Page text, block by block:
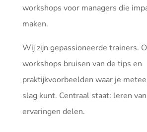
workshops voor managers die
maken.
Wij zijn gepassioneerde trainers.
workshops bruisen van de tips en
praktijkvoorbeelden waar je
slag kunt. Centraal staat: leren
ervaringen delen.